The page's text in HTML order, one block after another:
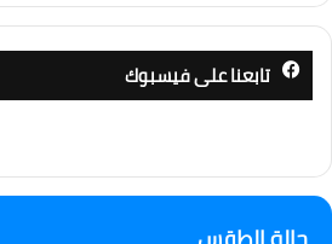
تابعنا على فيسبوك